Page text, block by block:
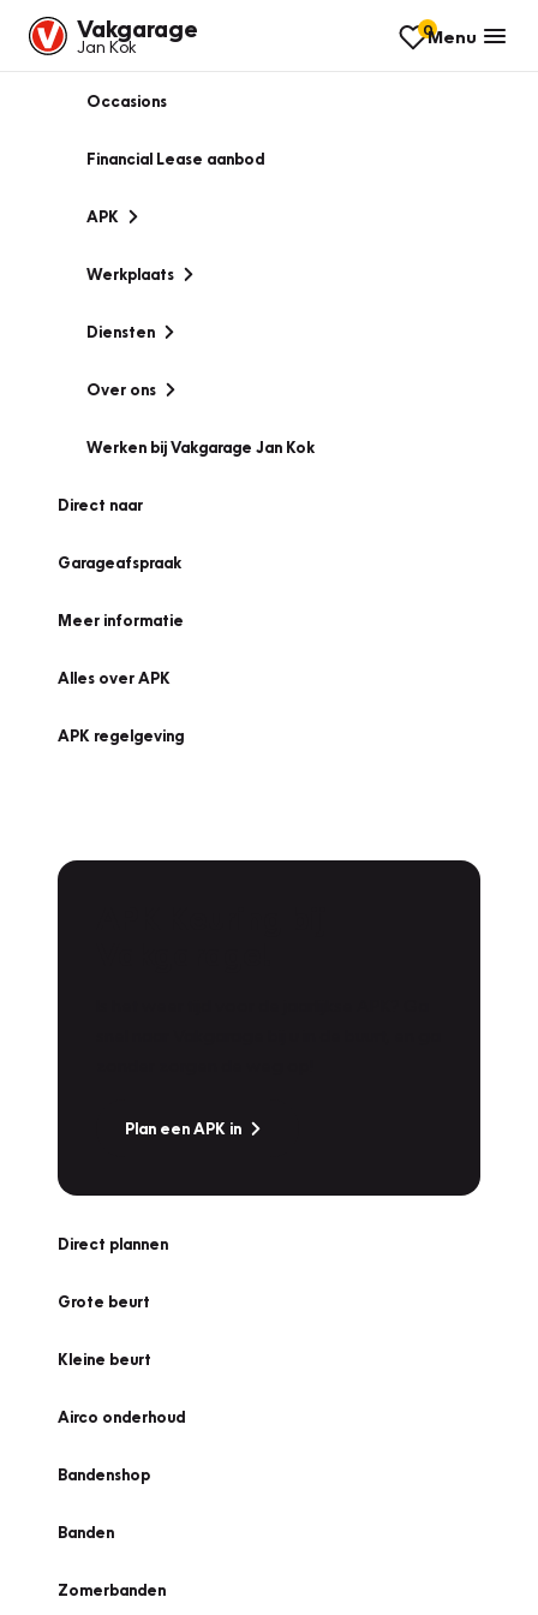
Vakgarage
Jan Kok
0Menu
Occasions
Financial Lease aanbod
APK
Werkplaats
Diensten
Over ons
Werken bij Vakgarage Jan Kok
Direct naar
Garageafspraak
Meer informatie
Alles over APK
APK regelgeving
Plan een APK in
Direct plannen
Grote beurt
Kleine beurt
Airco onderhoud
Bandenshop
Banden
Zomerbanden